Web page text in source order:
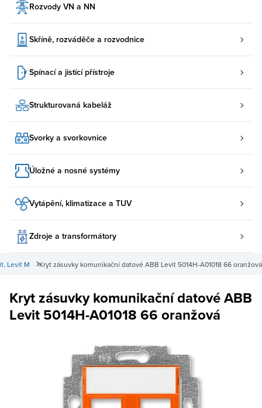
Rozvody VN a NN
Skříně, rozváděče a rozvodnice
Spínací a jistící přístroje
Strukturovaná kabeláž
Svorky a svorkovnice
Úložné a nosné systémy
Vytápění, klimatizace a TUV
Zdroje a transformátory
Kryt zásuvky komunikační datové ABB Levit 5014H-A01018 66 oranžová
Levit M
Kryt zásuvky komunikační datové ABB
Levit 5014H-A01018 66 oranžová